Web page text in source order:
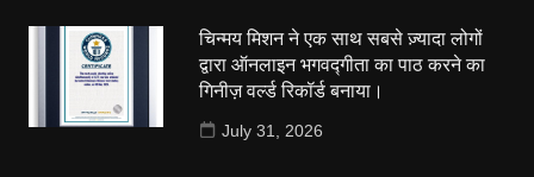
चिन्मय मिशन ने एक साथ सबसे ज़्यादा लोगों
द्वारा ऑनलाइन भगवद्गीता का पाठ करने का
गिनीज़ वर्ल्ड रिकॉर्ड बनाया।
July 31, 2026